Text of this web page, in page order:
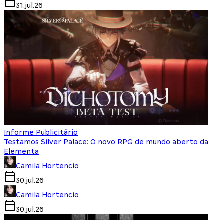
31.jul.26
Informe Publicitário
Testamos Silver Palace: O novo RPG de mundo aberto da
Elementa
Camila Hortencio
30.jul.26
Camila Hortencio
30.jul.26